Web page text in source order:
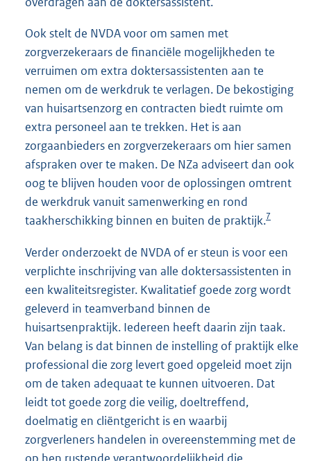
Ook stelt de NVDA voor om samen met
zorgverzekeraars de financiële mogelijkheden te
verruimen om extra doktersassistenten aan te
nemen om de werkdruk te verlagen. De bekostiging
van huisartsenzorg en contracten biedt ruimte om
extra personeel aan te trekken. Het is aan
zorgaanbieders en zorgverzekeraars om hier samen
afspraken over te maken. De NZa adviseert dan ook
oog te blijven houden voor de oplossingen omtrent
de werkdruk vanuit samenwerking en rond
taakherschikking binnen en buiten de praktijk.7
Verder onderzoekt de NVDA of er steun is voor een
verplichte inschrijving van alle doktersassistenten in
een kwaliteitsregister. Kwalitatief goede zorg wordt
geleverd in teamverband binnen de
huisartsenpraktijk. Iedereen heeft daarin zijn taak.
Van belang is dat binnen de instelling of praktijk elke
professional die zorg levert goed opgeleid moet zijn
om de taken adequaat te kunnen uitvoeren. Dat
leidt tot goede zorg die veilig, doeltreffend,
doelmatig en cliëntgericht is en waarbij
zorgverleners handelen in overeenstemming met de
op hen rustende verantwoordelijkheid die